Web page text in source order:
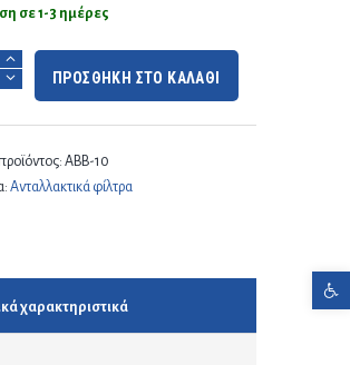
Ανοίξτε τη γραμμή εργαλείων
σε 1-3 ημέρες
ΠΡΟΣΘΗΚΗ ΣΤΟ ΚΑΛΑΘΙ
ABB-10
Ανταλλακτικά φίλτρα
χαρακτηριστικά